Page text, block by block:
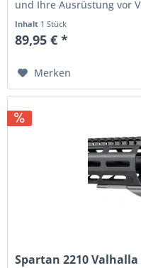
und Ihre Ausrüstung vor
Inhalt 1 Stück
89,95 € *
Merken
Spartan 2210